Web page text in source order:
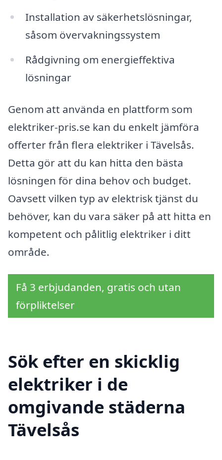
Installation av säkerhetslösningar,
såsom övervakningssystem
Rådgivning om energieffektiva
lösningar
Genom att använda en plattform som
elektriker-pris.se kan du enkelt jämföra
offerter från flera elektriker i Tävelsås.
Detta gör att du kan hitta den bästa
lösningen för dina behov och budget.
Oavsett vilken typ av elektrisk tjänst du
behöver, kan du vara säker på att hitta en
kompetent och pålitlig elektriker i ditt
område.
Få 3 erbjudanden, gratis och utan
förpliktelser
Sök efter en skicklig
elektriker i de
omgivande städerna
Tävelsås